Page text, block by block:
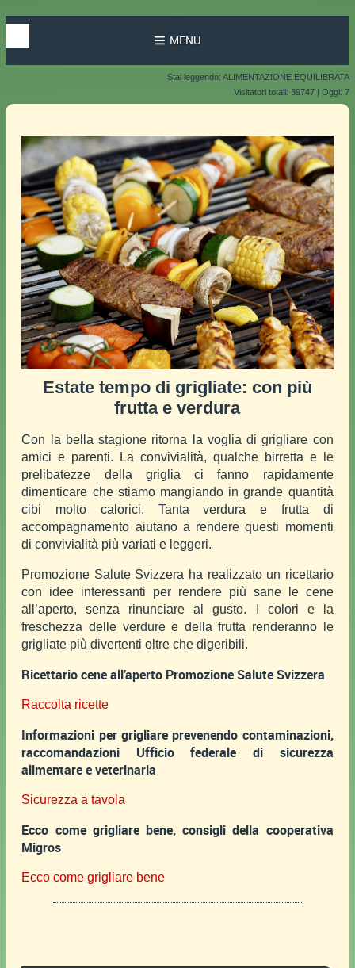
MENU
Stai leggendo: ALIMENTAZIONE EQUILIBRATA
Visitatori totali: 39747 | Oggi: 7
Estate tempo di grigliate: con più
frutta e verdura
Con la bella stagione ritorna la voglia di grigliare con
amici e parenti. La convivialità, qualche birretta e le
prelibatezze della griglia ci fanno rapidamente
dimenticare che stiamo mangiando in grande quantità
cibi molto calorici. Tanta verdura e frutta di
accompagnamento aiutano a rendere questi momenti
di convivialità più variati e leggeri.
Promozione Salute Svizzera ha realizzato un ricettario
con idee interessanti per rendere più sane le cene
all’aperto, senza rinunciare al gusto. I colori e la
freschezza delle verdure e della frutta renderanno le
grigliate più divertenti oltre che digeribili.
Ricettario cene all’aperto Promozione Salute Svizzera
Raccolta ricette
Informazioni per grigliare prevenendo contaminazioni,
raccomandazioni Ufficio federale di sicurezza
alimentare e veterinaria
Sicurezza a tavola
Ecco come grigliare bene, consigli della cooperativa
Migros
Ecco come grigliare bene